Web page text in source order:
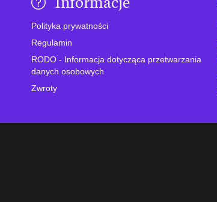
Polityka prywatności
Regulamin
RODO - Informacja dotycząca przetwarzania
danych osobowych
Zwroty